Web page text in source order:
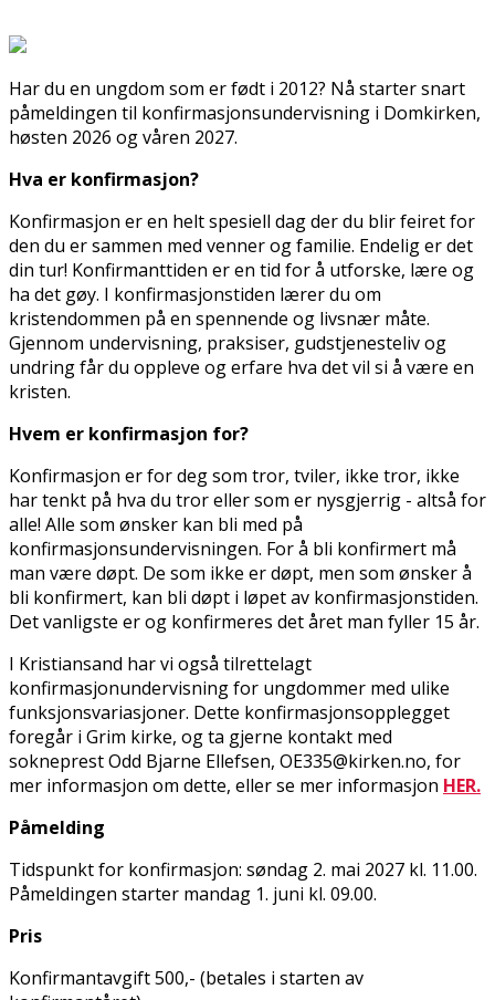
Har du en ungdom som er født i 2012? Nå starter snart
påmeldingen til konfirmasjonsundervisning i Domkirken,
høsten 2026 og våren 2027.
Hva er konfirmasjon?
Konfirmasjon er en helt spesiell dag der du blir feiret for
den du er sammen med venner og familie. Endelig er det
din tur! Konfirmanttiden er en tid for å utforske, lære og
ha det gøy. I konfirmasjonstiden lærer du om
kristendommen på en spennende og livsnær måte.
Gjennom undervisning, praksiser, gudstjenesteliv og
undring får du oppleve og erfare hva det vil si å være en
kristen.
Hvem er konfirmasjon for?
Konfirmasjon er for deg som tror, tviler, ikke tror, ikke
har tenkt på hva du tror eller som er nysgjerrig - altså for
alle! Alle som ønsker kan bli med på
konfirmasjonsundervisningen. For å bli konfirmert må
man være døpt. De som ikke er døpt, men som ønsker å
bli konfirmert, kan bli døpt i løpet av konfirmasjonstiden.
Det vanligste er og konfirmeres det året man fyller 15 år.
I Kristiansand har vi også tilrettelagt
konfirmasjonundervisning for ungdommer med ulike
funksjonsvariasjoner. Dette konfirmasjonsopplegget
foregår i Grim kirke, og ta gjerne kontakt med
sokneprest Odd Bjarne Ellefsen, OE335@kirken.no, for
mer informasjon om dette, eller se mer informasjon HER.
Påmelding
Tidspunkt for konfirmasjon: søndag 2. mai 2027 kl. 11.00.
Påmeldingen starter mandag 1. juni kl. 09.00.
Pris
Konfirmantavgift 500,- (betales i starten av